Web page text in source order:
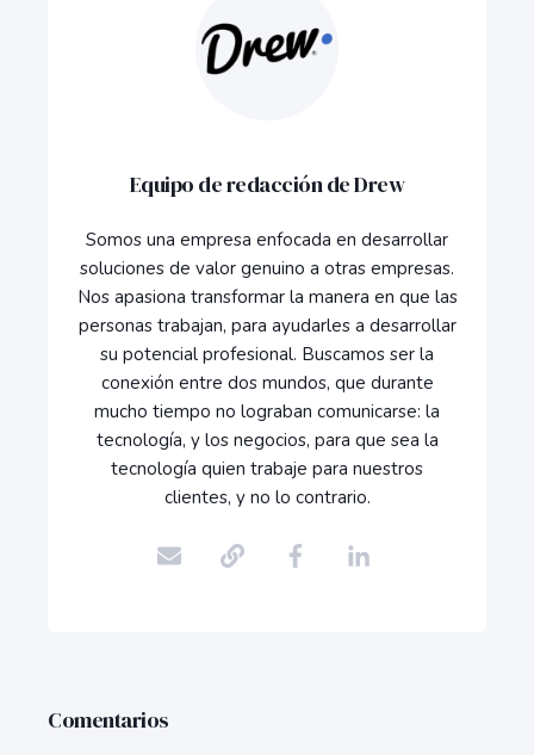
Equipo de redacción de Drew
Somos una empresa enfocada en desarrollar
soluciones de valor genuino a otras empresas.
Nos apasiona transformar la manera en que las
personas trabajan, para ayudarles a desarrollar
su potencial profesional. Buscamos ser la
conexión entre dos mundos, que durante
mucho tiempo no lograban comunicarse: la
tecnología, y los negocios, para que sea la
tecnología quien trabaje para nuestros
clientes, y no lo contrario.
Comentarios